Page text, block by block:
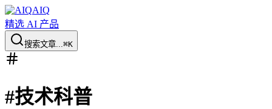
AIQ
精选 AI 产品
搜索文章...⌘K
#技术科普